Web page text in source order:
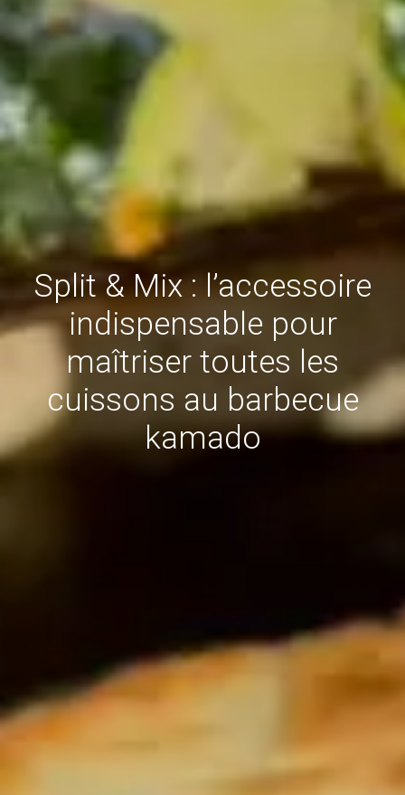
Split & Mix : l’accessoire
indispensable pour
maîtriser toutes les
cuissons au barbecue
kamado